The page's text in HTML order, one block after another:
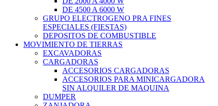
DE 4500 A 6000 W
GRUPO ELECTROGENO PRA FINES
ESPECIALES (FIESTAS)
DEPOSITOS DE COMBUSTIBLE
MOVIMIENTO DE TIERRAS
EXCAVADORAS
CARGADORAS
ACCESORIOS CARGADORAS
ACCESORIOS PARA MINICARGADORA
SIN ALQUILER DE MAQUINA
DUMPER